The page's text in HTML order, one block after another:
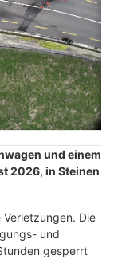
und einem
2026, in Steinen
Die
und
gesperrt